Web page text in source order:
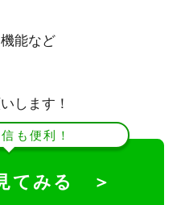
能など
します！
も便利！
てみる ＞